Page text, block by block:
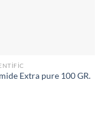
Extra pure 100 GR.